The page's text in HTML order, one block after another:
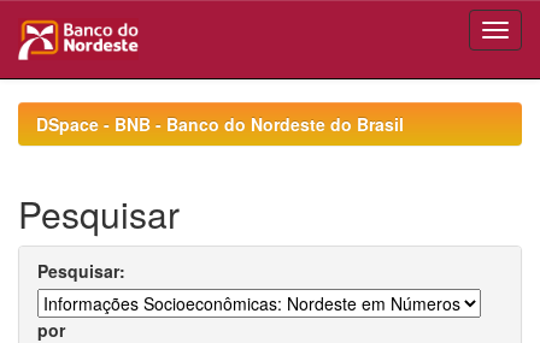
navigationDSpace - BNB - Banco do Nordeste do Brasil
Pesquisar
Pesquisar:
por